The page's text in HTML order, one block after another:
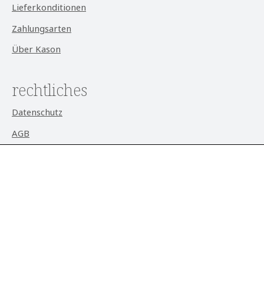
Lieferkonditionen
Zahlungsarten
Über Kason
rechtliches
Datenschutz
AGB